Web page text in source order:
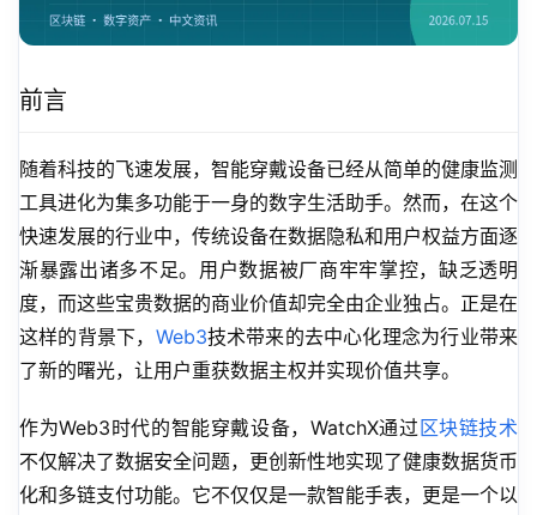
前言
随着科技的飞速发展，智能穿戴设备已经从简单的健康监测
工具进化为集多功能于一身的数字生活助手。然而，在这个
快速发展的行业中，传统设备在数据隐私和用户权益方面逐
渐暴露出诸多不足。用户数据被厂商牢牢掌控，缺乏透明
度，而这些宝贵数据的商业价值却完全由企业独占。正是在
这样的背景下， Web3技术带来的去中心化理念为行业带来
了新的曙光，让用户重获数据主权并实现价值共享。
作为Web3时代的智能穿戴设备，WatchX通过区块链技术
不仅解决了数据安全问题，更创新性地实现了健康数据货币
化和多链支付功能。它不仅仅是一款智能手表，更是一个以